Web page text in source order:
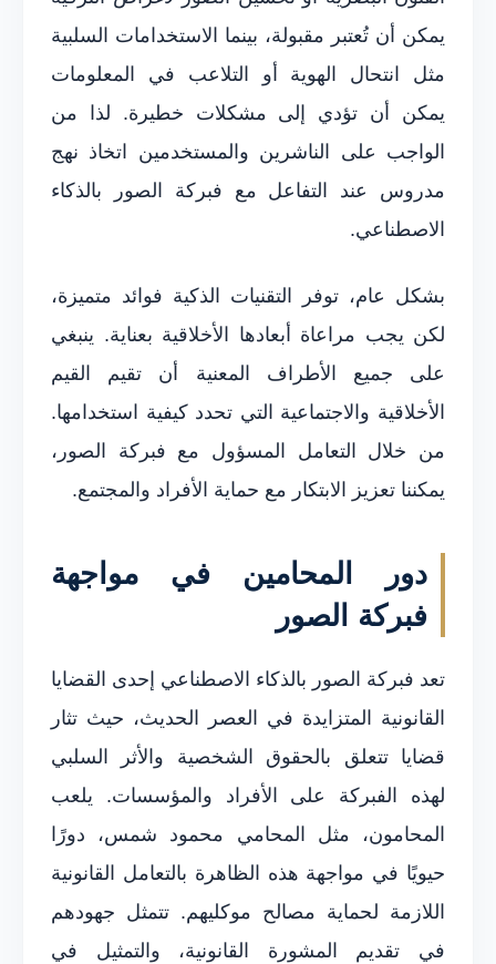
يمكن أن تُعتبر مقبولة، بينما الاستخدامات السلبية
مثل انتحال الهوية أو التلاعب في المعلومات
يمكن أن تؤدي إلى مشكلات خطيرة. لذا من
الواجب على الناشرين والمستخدمين اتخاذ نهج
مدروس عند التفاعل مع فبركة الصور بالذكاء
الاصطناعي.
بشكل عام، توفر التقنيات الذكية فوائد متميزة،
لكن يجب مراعاة أبعادها الأخلاقية بعناية. ينبغي
على جميع الأطراف المعنية أن تقيم القيم
الأخلاقية والاجتماعية التي تحدد كيفية استخدامها.
من خلال التعامل المسؤول مع فبركة الصور،
يمكننا تعزيز الابتكار مع حماية الأفراد والمجتمع.
دور المحامين في مواجهة
فبركة الصور
تعد فبركة الصور بالذكاء الاصطناعي إحدى القضايا
القانونية المتزايدة في العصر الحديث، حيث تثار
قضايا تتعلق بالحقوق الشخصية والأثر السلبي
لهذه الفبركة على الأفراد والمؤسسات. يلعب
المحامون، مثل المحامي محمود شمس، دورًا
حيويًا في مواجهة هذه الظاهرة بالتعامل القانونية
اللازمة لحماية مصالح موكليهم. تتمثل جهودهم
في تقديم المشورة القانونية، والتمثيل في